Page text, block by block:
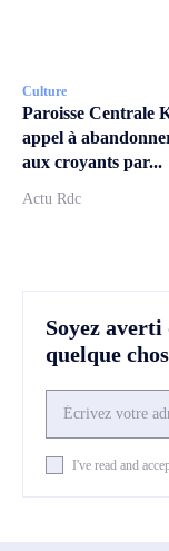
Culture
Paroisse Centrale
appel à
aux croyants par...
Actu Rdc
Soyez averti
quelque
I've read and